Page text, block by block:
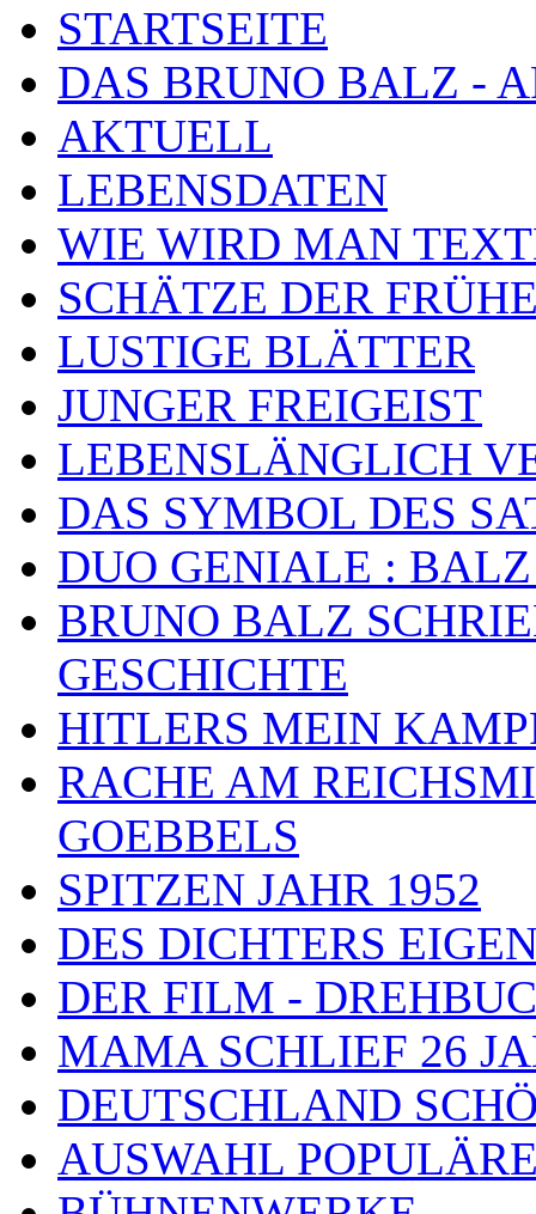
STARTSEITE
DAS BRUNO BALZ -
AKTUELL
LEBENSDATEN
WIE WIRD MAN
SCHÄTZE DER
LUSTIGE BLÄTTER
JUNGER FREIGEIST
LEBENSLÄNGLICH
DAS SYMBOL DES
DUO GENIALE :
BRUNO BALZ
GESCHICHTE
HITLERS MEIN
RACHE AM
GOEBBELS
SPITZEN JAHR 1952
DES DICHTERS
DER FILM -
MAMA SCHLIEF 26
DEUTSCHLAND
AUSWAHL